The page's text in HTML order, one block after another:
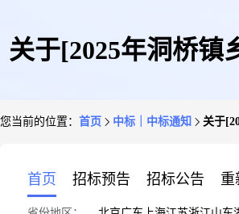
关于[2025年洞桥镇
您当前的位置： 首页 中标｜中标通知 关于
首页 招标预告 招标公告 重